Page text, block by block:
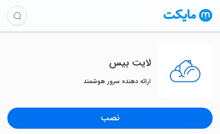
لایت بیس
ارائه دهنده سرور هوشمند
نصب